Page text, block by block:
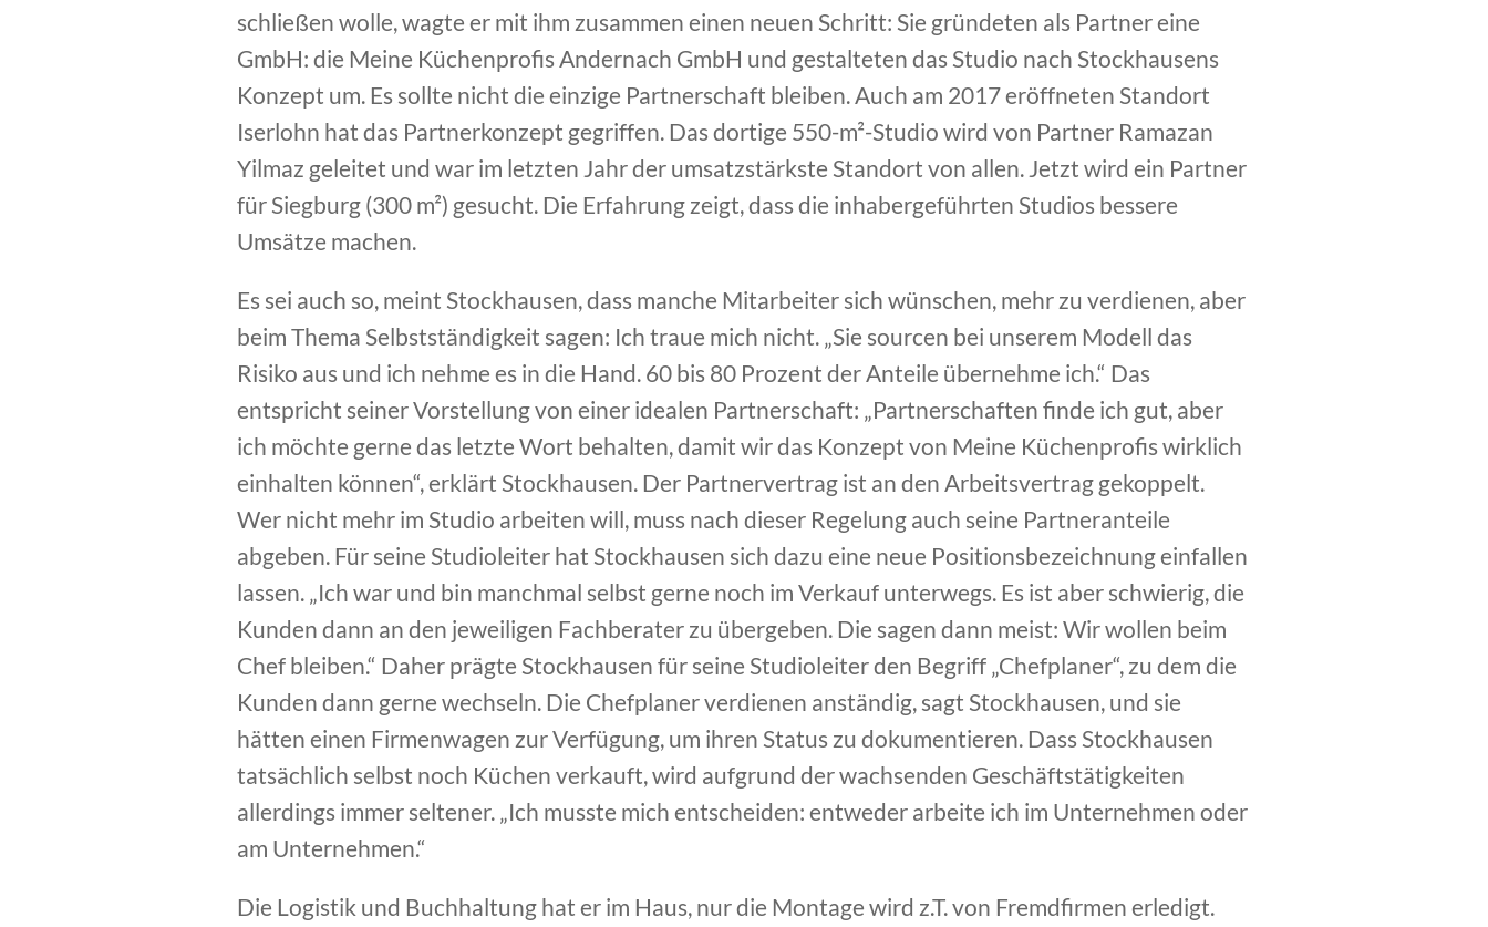
schließen wolle, wagte er mit ihm zusammen einen neuen Schritt: Sie gründeten als Partner eine
GmbH: die Meine Küchenprofis Andernach GmbH und gestalteten das Studio nach Stockhausens
Konzept um. Es sollte nicht die einzige Partnerschaft bleiben. Auch am 2017 eröffneten Standort
Iserlohn hat das Partnerkonzept gegriffen. Das dortige 550-m²-Studio wird von Partner Ramazan
Yilmaz geleitet und war im letzten Jahr der umsatzstärkste Standort von allen. Jetzt wird ein Partner
für Siegburg (300 m²) gesucht. Die Erfahrung zeigt, dass die inhabergeführten Studios bessere
Umsätze machen.
Es sei auch so, meint Stockhausen, dass manche Mitarbeiter sich wünschen, mehr zu verdienen, aber
beim Thema Selbstständigkeit sagen: Ich traue mich nicht. „Sie sourcen bei unserem Modell das
Risiko aus und ich nehme es in die Hand. 60 bis 80 Prozent der Anteile übernehme ich.“ Das
entspricht seiner Vorstellung von einer idealen Partnerschaft: „Partnerschaften finde ich gut, aber
ich möchte gerne das letzte Wort behalten, damit wir das Konzept von Meine Küchenprofis wirklich
einhalten können“, erklärt Stockhausen. Der Partnervertrag ist an den Arbeitsvertrag gekoppelt.
Wer nicht mehr im Studio arbeiten will, muss nach dieser Regelung auch seine Partneranteile
abgeben. Für seine Studioleiter hat Stockhausen sich dazu eine neue Positionsbezeichnung einfallen
lassen. „Ich war und bin manchmal selbst gerne noch im Verkauf unterwegs. Es ist aber schwierig, die
Kunden dann an den jeweiligen Fachberater zu übergeben. Die sagen dann meist: Wir wollen beim
Chef bleiben.“ Daher prägte Stockhausen für seine Studioleiter den Begriff „Chefplaner“, zu dem die
Kunden dann gerne wechseln. Die Chefplaner verdienen anständig, sagt Stockhausen, und sie
hätten einen Firmenwagen zur Verfügung, um ihren Status zu dokumentieren. Dass Stockhausen
tatsächlich selbst noch Küchen verkauft, wird aufgrund der wachsenden Geschäftstätigkeiten
allerdings immer seltener. „Ich musste mich entscheiden: entweder arbeite ich im Unternehmen oder
am Unternehmen.“
Die Logistik und Buchhaltung hat er im Haus, nur die Montage wird z.T. von Fremdfirmen erledigt.